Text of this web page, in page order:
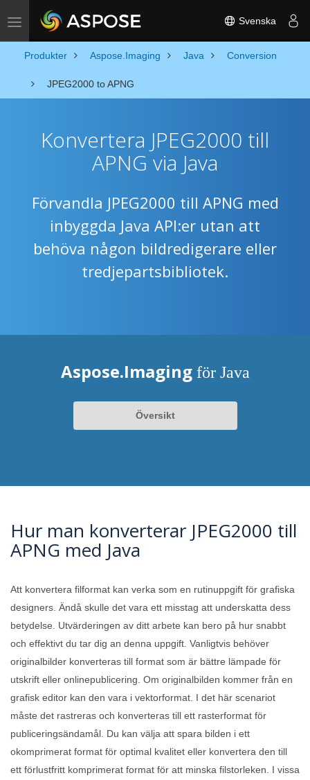
Toggle navigation Svenska
Produkter Aspose.Imaging Java Conversion
JPEG2000 to APNG
Konvertera JPEG2000 till
APNG via Java
Förvandla JPEG2000 till APNG med
inbyggda Java API:er utan att
behöva någon bildredigerare eller
tredjepartsbibliotek.
Aspose.Imaging för Java
Översikt
Hur man konverterar JPEG2000 till
APNG med Java
Att konvertera filformat kan verka som en rutinuppgift för grafiska
designers. Ändå skulle det vara ett misstag att underskatta dess
betydelse. Utvärderingen av ditt arbete kan bero på hur snabbt
och effektivt du tar dig an denna uppgift. Vanligtvis behöver
originalbilder konverteras till format som är bättre lämpade för
utskrift eller onlinepublicering. Om originalbilden kommer från en
grafisk editor kan den vara i vektorformat. I det här scenariot
måste det rastreras och konverteras till ett rasterformat för
publiceringsändamål. Du kan välja att spara bilden i ett
okomprimerat format för optimal kvalitet eller konvertera den till
ett förlustfritt komprimerat format för att minska filstorleken. I vissa